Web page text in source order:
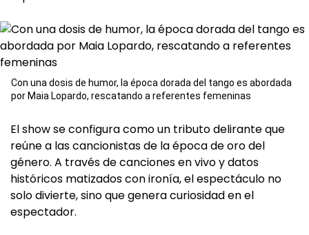
Con una dosis de humor, la época dorada del tango es abordada
por Maia Lopardo, rescatando a referentes femeninas
El show se configura como un tributo delirante que
reúne a las cancionistas de la época de oro del
género. A través de canciones en vivo y datos
históricos matizados con ironía, el espectáculo no
solo divierte, sino que genera curiosidad en el
espectador.